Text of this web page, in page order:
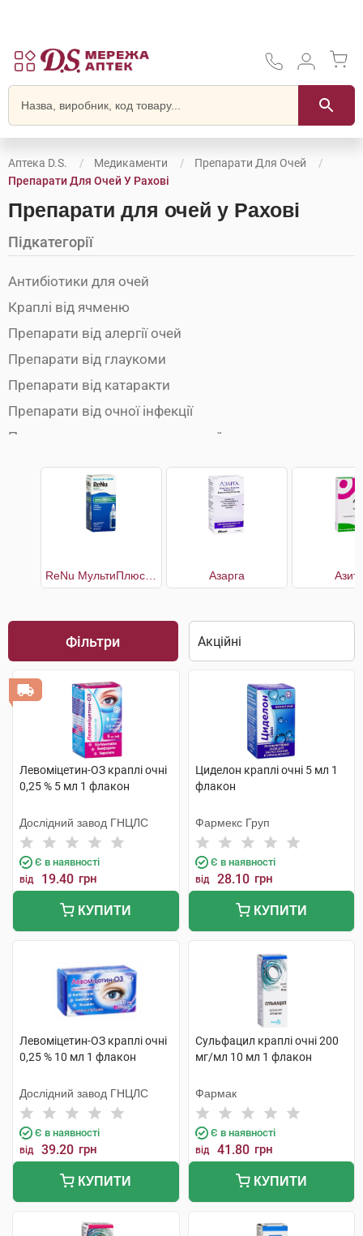
Аптека D.S. Медикаменти
Препарати Для Очей
Препарати Для Очей У Рахові
Препарати для очей у Рахові
Підкатегорії
Антибіотики для очей
Краплі від ячменю
Препарати від алергії очей
Препарати від глаукоми
Препарати від катаракти
Препарати від очної інфекції
Препарати для зволоження очей
Розчини для лінз
Азарга
Фільтри
Левоміцетин-ОЗ краплі очні
0,25 % 5 мл 1 флакон
Дослідний завод ГНЦЛС
Є в наявності
від 19.40 грн
КУПИТИ
Циделон краплі очні 5 мл 1
флакон
Фармекс Груп
Є в наявності
від 28.10 грн
КУПИТИ
Левоміцетин-ОЗ краплі очні
0,25 % 10 мл 1 флакон
Дослідний завод ГНЦЛС
Є в наявності
від 39.20 грн
КУПИТИ
Сульфацил краплі очні 200
мг/мл 10 мл 1 флакон
Фармак
Є в наявності
від 41.80 грн
КУПИТИ